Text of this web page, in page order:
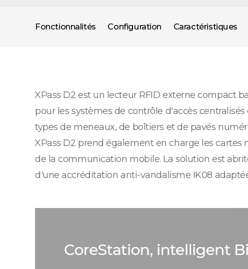
Fonctionnalités Configuration Caractéristiques
XPass D2 est un lecteur RFID externe compact
pour les systèmes de contrôle d'accès
types de meneaux, de boîtiers et de pavés
XPass D2 prend également en charge les cartes
de la communication mobile. La solution est
d'une accréditation anti-vandalisme IK08